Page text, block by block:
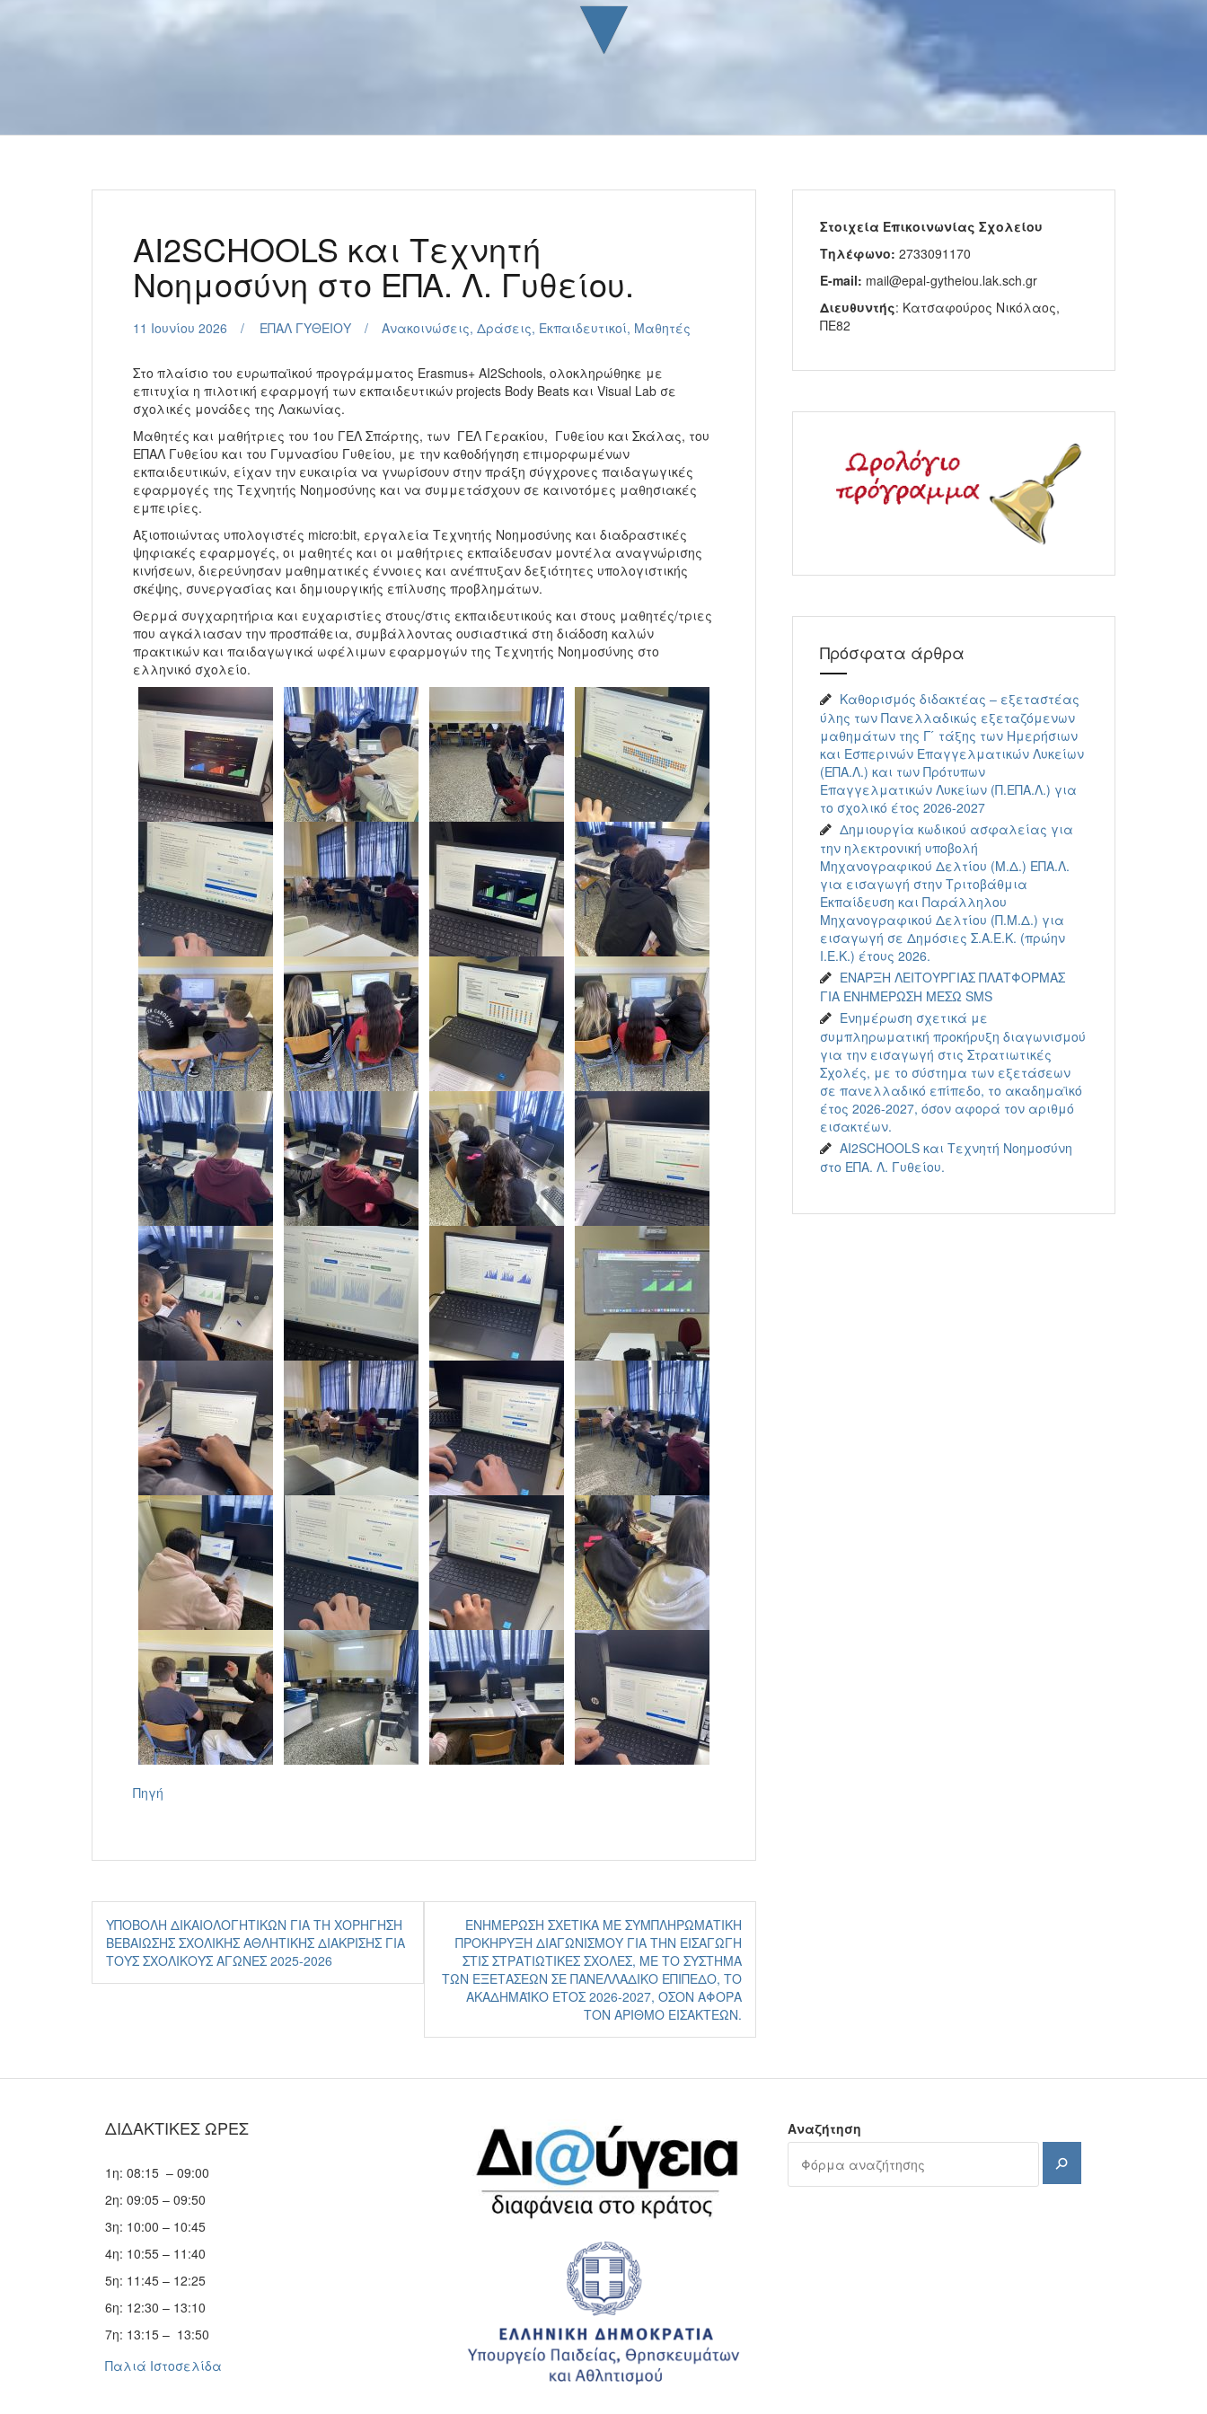
AI2SCHOOLS και Τεχνητή
Νοημοσύνη στο ΕΠΑ. Λ. Γυθείου.
11 Ιουνίου 2026 ΕΠΑΛ ΓΥΘΕΙΟΥ Ανακοινώσεις, Δράσεις, Εκπαιδευτικοί, Μαθητές
Στο πλαίσιο του ευρωπαϊκού προγράμματος Erasmus+ AI2Schools, ολοκληρώθηκε με
επιτυχία η πιλοτική εφαρμογή των εκπαιδευτικών projects Body Beats και Visual Lab σε
σχολικές μονάδες της Λακωνίας.
Μαθητές και μαθήτριες του 1ου ΓΕΛ Σπάρτης, των ΓΕΛ Γερακίου, Γυθείου και Σκάλας, του
ΕΠΑΛ Γυθείου και του Γυμνασίου Γυθείου, με την καθοδήγηση επιμορφωμένων
εκπαιδευτικών, είχαν την ευκαιρία να γνωρίσουν στην πράξη σύγχρονες παιδαγωγικές
εφαρμογές της Τεχνητής Νοημοσύνης και να συμμετάσχουν σε καινοτόμες μαθησιακές
εμπειρίες.
Αξιοποιώντας υπολογιστές micro:bit, εργαλεία Τεχνητής Νοημοσύνης και διαδραστικές
ψηφιακές εφαρμογές, οι μαθητές και οι μαθήτριες εκπαίδευσαν μοντέλα αναγνώρισης
κινήσεων, διερεύνησαν μαθηματικές έννοιες και ανέπτυξαν δεξιότητες υπολογιστικής
σκέψης, συνεργασίας και δημιουργικής επίλυσης προβλημάτων.
Θερμά συγχαρητήρια και ευχαριστίες στους/στις εκπαιδευτικούς και στους μαθητές/τριες
που αγκάλιασαν την προσπάθεια, συμβάλλοντας ουσιαστικά στη διάδοση καλών
πρακτικών και παιδαγωγικά ωφέλιμων εφαρμογών της Τεχνητής Νοημοσύνης στο
ελληνικό σχολείο.
Πηγή
Πλοήγηση
άρθρων
ΥΠΟΒΟΛΉ ΔΙΚΑΙΟΛΟΓΗΤΙΚΏΝ ΓΙΑ ΤΗ ΧΟΡΉΓΗΣΗ
ΒΕΒΑΊΩΣΗΣ ΣΧΟΛΙΚΉΣ ΑΘΛΗΤΙΚΉΣ ΔΙΆΚΡΙΣΗΣ ΓΙΑ
ΤΟΥΣ ΣΧΟΛΙΚΟΎΣ ΑΓΏΝΕΣ 2025-2026
ΕΝΗΜΈΡΩΣΗ ΣΧΕΤΙΚΆ ΜΕ ΣΥΜΠΛΗΡΩΜΑΤΙΚΉ
ΠΡΟΚΉΡΥΞΗ ΔΙΑΓΩΝΙΣΜΟΎ ΓΙΑ ΤΗΝ ΕΙΣΑΓΩΓΉ
ΣΤΙΣ ΣΤΡΑΤΙΩΤΙΚΈΣ ΣΧΟΛΈΣ, ΜΕ ΤΟ ΣΎΣΤΗΜΑ
ΤΩΝ ΕΞΕΤΆΣΕΩΝ ΣΕ ΠΑΝΕΛΛΑΔΙΚΌ ΕΠΊΠΕΔΟ, ΤΟ
ΑΚΑΔΗΜΑΪΚΌ ΈΤΟΣ 2026-2027, ΌΣΟΝ ΑΦΟΡΆ
ΤΟΝ ΑΡΙΘΜΌ ΕΙΣΑΚΤΈΩΝ.
Στοιχεία Επικοινωνίας Σχολείου
Τηλέφωνο: 2733091170
E-mail: mail@epal-gytheiou.lak.sch.gr
Διευθυντής: Κατσαφούρος Νικόλαος,
ΠΕ82
Πρόσφατα άρθρα
Καθορισμός διδακτέας – εξεταστέας
ύλης των Πανελλαδικώς εξεταζόμενων
μαθημάτων της Γ ́ τάξης των Ημερήσιων
και Εσπερινών Επαγγελματικών Λυκείων
(ΕΠΑ.Λ.) και των Πρότυπων
Επαγγελματικών Λυκείων (Π.ΕΠΑ.Λ.) για
το σχολικό έτος 2026-2027
Δημιουργία κωδικού ασφαλείας για
την ηλεκτρονική υποβολή
Μηχανογραφικού Δελτίου (Μ.Δ.) ΕΠΑ.Λ.
για εισαγωγή στην Τριτοβάθμια
Εκπαίδευση και Παράλληλου
Μηχανογραφικού Δελτίου (Π.Μ.Δ.) για
εισαγωγή σε Δημόσιες Σ.Α.Ε.Κ. (πρώην
Ι.Ε.Κ.) έτους 2026.
ΕΝΑΡΞΗ ΛΕΙΤΟΥΡΓΙΑΣ ΠΛΑΤΦΟΡΜΑΣ
ΓΙΑ ΕΝΗΜΕΡΩΣΗ ΜΕΣΩ SMS
Ενημέρωση σχετικά με
συμπληρωματική προκήρυξη διαγωνισμού
για την εισαγωγή στις Στρατιωτικές
Σχολές, με το σύστημα των εξετάσεων
σε πανελλαδικό επίπεδο, το ακαδημαϊκό
έτος 2026-2027, όσον αφορά τον αριθμό
εισακτέων.
AI2SCHOOLS και Τεχνητή Νοημοσύνη
στο ΕΠΑ. Λ. Γυθείου.
ΔΙΔΑΚΤΙΚΕΣ ΩΡΕΣ
1η: 08:15 – 09:00
2η: 09:05 – 09:50
3η: 10:00 – 10:45
4η: 10:55 – 11:40
5η: 11:45 – 12:25
6η: 12:30 – 13:10
7η: 13:15 – 13:50
Παλιά Ιστοσελίδα
Αναζήτηση
Αναζήτηση